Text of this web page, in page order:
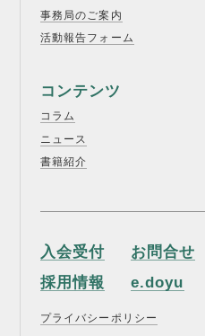
事務局のご案内
活動報告フォーム
コンテンツ
コラム
ニュース
書籍紹介
入会受付 お問合せ
採用情報
e.doyu
プライバシーポリシー